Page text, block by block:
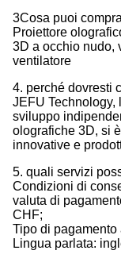
3Cosa puoi
Proiettore
3D a occhio nudo,
ventilatore
4. perché dovresti
JEFU Technology,
sviluppo
olografiche 3D, si
innovative e
5. quali servizi
Condizioni di
valuta di
CHF;
Tipo di pagamento
Lingua parlata: